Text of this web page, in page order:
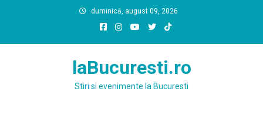
duminică, august 09, 2026
laBucuresti.ro
Stiri si evenimente la Bucuresti